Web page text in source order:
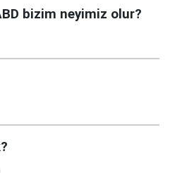
bizim neyimiz olur?